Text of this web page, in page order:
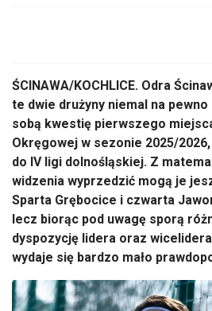
ŚCINAWA/KOCHLICE. Odra
te dwie drużyny niemal na
sobą kwestię pierwszego
Okręgowej w sezonie 2025/
do IV ligi dolnośląskiej. Z
widzenia wyprzedzić mogą je
Sparta Grębocice i czwarta
lecz biorąc pod uwagę sporą
dyspozycję lidera oraz
wydaje się bardzo mało